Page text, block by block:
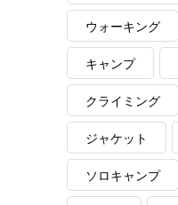
ウォーキング
キャンプ
クライミング
ジャケット
ソロキャンプ